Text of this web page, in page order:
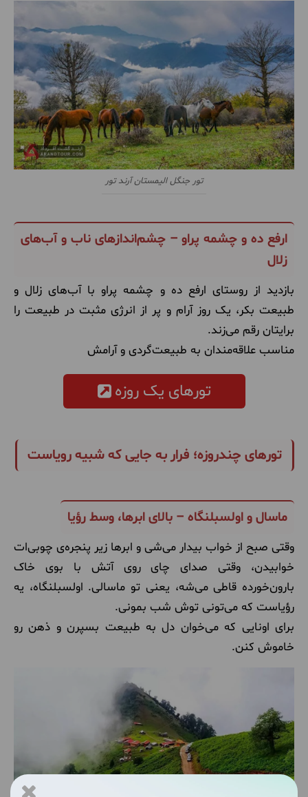
تور جنگل الیمستان آرند تور
ارفع ده و چشمه پراو – چشم‌اندازهای ناب و آب‌های
زلال
بازدید از روستای ارفع ده و چشمه پراو با آب‌های زلال و
طبیعت بکر، یک روز آرام و پر از انرژی مثبت در طبیعت را
برایتان رقم می‌زند.
مناسب علاقه‌مندان به طبیعت‌گردی و آرامش
تورهای یک روزه
تورهای چندروزه؛ فرار به جایی که شبیه رویاست
ماسال و اولسبلنگاه – بالای ابرها، وسط رؤیا
وقتی صبح از خواب بیدار می‌شی و ابرها زیر پنجره‌ی چوبی‌ات
خوابیدن، وقتی صدای چای روی آتش با بوی خاک
بارون‌خورده قاطی می‌شه، یعنی تو ماسالی. اولسبلنگاه، یه
رؤیاست که می‌تونی توش شب بمونی.
برای اونایی که می‌خوان دل به طبیعت بسپرن و ذهن رو
خاموش کنن.